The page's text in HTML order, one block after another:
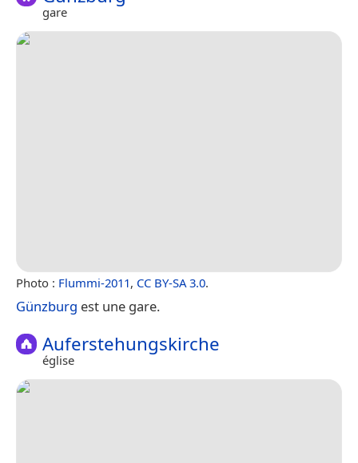
gare
Photo : Flummi-2011, CC BY-SA 3.0.
Günzburg est une gare.
Auferstehungskirche
église